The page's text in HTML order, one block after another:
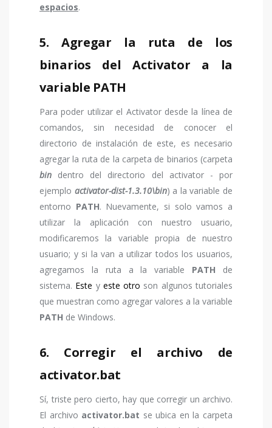
espacios.
5. Agregar la ruta de los
binarios del Activator a la
variable PATH
Para poder utilizar el Activator desde la línea de
comandos, sin necesidad de conocer el
directorio de instalación de este, es necesario
agregar la ruta de la carpeta de binarios (carpeta
bin dentro del directorio del activator - por
ejemplo activator-dist-1.3.10\bin) a la variable de
entorno PATH. Nuevamente, si solo vamos a
utilizar la aplicación con nuestro usuario,
modificaremos la variable propia de nuestro
usuario; y si la van a utilizar todos los usuarios,
agregamos la ruta a la variable PATH de
sistema. Este y este otro son algunos tutoriales
que muestran como agregar valores a la variable
PATH de Windows.
6. Corregir el archivo de
activator.bat
Sí, triste pero cierto, hay que corregir un archivo.
El archivo activator.bat se ubica en la carpeta